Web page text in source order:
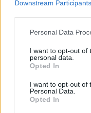
Downstream Participants
Please note that this
not limited to your visit
grant or deny consent
use your data for below
consent section.
Personal Data
I want to opt-out of
personal data.
Opted In
I want to opt-out of
Personal Data.
Opted In
Το 5ο Τουρνουά 3on3
Καραμέρος ΦΩΤΟ